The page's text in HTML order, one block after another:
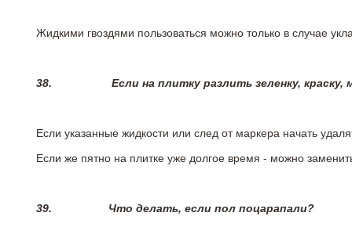
Жидкими гвоздями пользоваться можно только в случае
38. Если на плитку разлить зеленку,
Если указанные жидкости или след от маркера начать
Если же пятно на плитке уже долгое время - можно
39. Что делать, если пол поцарапали?